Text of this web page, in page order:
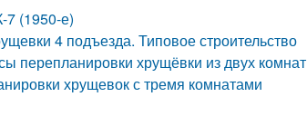
7 (1950-е)
4 подъезда. Типовое строительство
перепланировки хрущёвки из двух комнат
хрущевок с тремя комнатами